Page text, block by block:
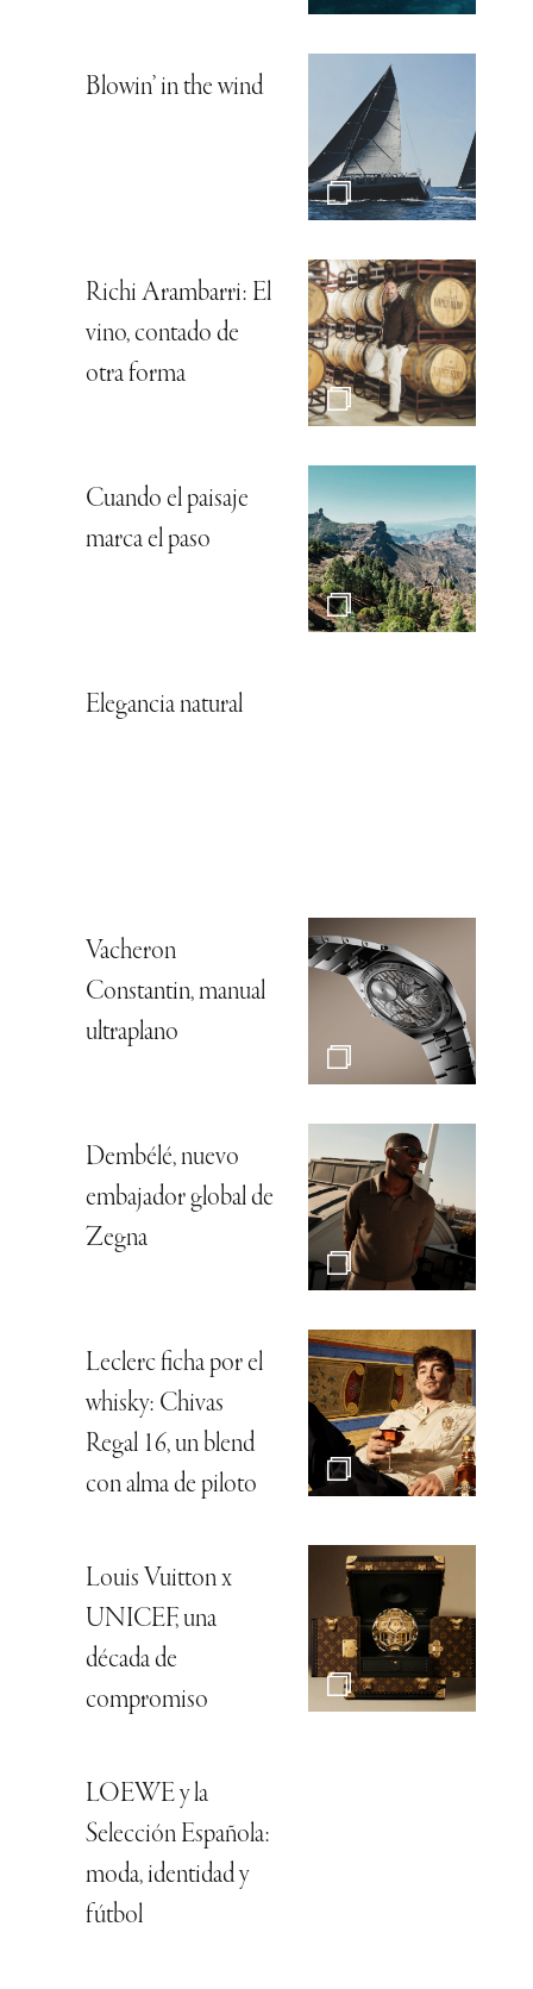
Blowin’ in the wind
Richi Arambarri: El
vino, contado de
otra forma
Cuando el paisaje
marca el paso
Elegancia natural
Vacheron
Constantin, manual
ultraplano
Dembélé, nuevo
embajador global de
Zegna
Leclerc ficha por el
whisky: Chivas
Regal 16, un blend
con alma de piloto
Louis Vuitton x
UNICEF, una
década de
compromiso
LOEWE y la
Selección Española:
moda, identidad y
fútbol